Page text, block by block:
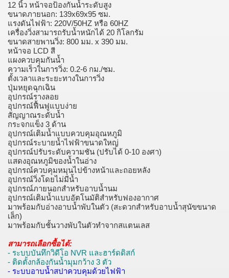
12 นิ้ว หน้าจอป้องกันน้ำระดับสูง
ขนาดภายนอก: 139x69x95 ซม.
แรงดันไฟฟ้า: 220V/50HZ หรือ 60HZ
เครื่องวิ่งสามารถรับน้ำหนักได้ 20 กิโลกรัม
ขนาดสายพานวิ่ง: 800 มม. x 390 มม.
หน้าจอ LCD สี
แผงควบคุมกันน้ำ
ความเร็วในการวิ่ง: 0.2-6 กม./ชม.
ตั้งเวลาและระยะทางในการวิ่ง
ปุ่มหยุดฉุกเฉิน
อุปกรณ์รางลอย
อุปกรณ์ฟื้นฟูแบบง่าย
สัญญาณระดับน้ำ
กระจกแข็ง 3 ด้าน
อุปกรณ์เติมน้ำแบบควบคุมอุณหภูมิ
อุปกรณ์ระบายน้ำไฟฟ้าขนาดใหญ่
อุปกรณ์ปรับระดับความชัน (ปรับได้ 0-10 องศา)
แสดงอุณหภูมิของน้ำในอ่าง
อุปกรณ์ควบคุมหมุนไปข้างหน้าและถอยหลัง
อุปกรณ์วิ่งโดยไม่มีน้ำ
อุปกรณ์ภายนอกสำหรับอาบน้ำนม
อุปกรณ์เติมน้ำแบบอัตโนมัติสำหรับฟองอากาศ
มาพร้อมกับอ่างอาบน้ำพับในตัว (สะดวกสำหรับอาบน้ำสุนัขขนาด
เล็ก)
มาพร้อมกับชั้นวางพับในตัวทำจากสแตนเลส
สามารถเลือกซื้อได้:
- ระบบบันทึกวิดีโอ NVR และฮาร์ดดิสก์
- ติดตั้งกล้องกันน้ำมุมกว้าง 3 ตัว
- ระบบอาบน้ำสปาควบคุมด้วยไฟฟ้า